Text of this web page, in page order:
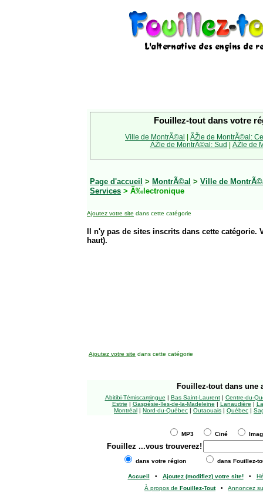
Fouillez-tout dans votre
Ville de MontrÃ©al | ÃŽle de MontrÃ©al:
ÃŽle de MontrÃ©al: Sud | ÃŽle de
Page d'accueil > MontrÃ©al > Ville de
Services > Ã‰lectronique
Ajoutez votre site dans cette catégorie
Il n'y pas de sites inscrits dans cette
haut).
Ajoutez votre site dans cette catégorie
Fouillez-tout dans une
Abitibi-Témiscamingue | Bas Saint-Laurent| Centre-du-
Estrie | Gaspésie-Îles-de-la-Madeleine | Lanaudière |
Montréal | Nord-du-Québec | Outaouais | Québec |
MP3 Ciné
Fouillez ...vous trouverez!
dans votre région dans Fouillez-
Accueil • Ajoutez (modifiez) votre site!•
À propos de Fouillez-Tout• Annoncez